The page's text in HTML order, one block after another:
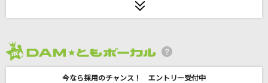
チェリー
Alan Walker & Sophia Somajo
今なら採用のチャンス！ エントリー受付中